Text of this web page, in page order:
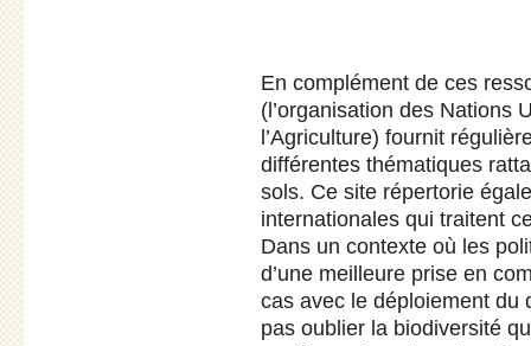
En complément de ces
(l’organisation des Nations
l’Agriculture) fournit
différentes thématiques
sols. Ce site répertorie
internationales qui traitent
Dans un contexte où les
d’une meilleure prise en
cas avec le déploiement du
pas oublier la biodiversité